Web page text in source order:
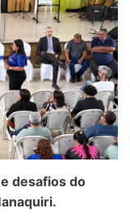
desafios do